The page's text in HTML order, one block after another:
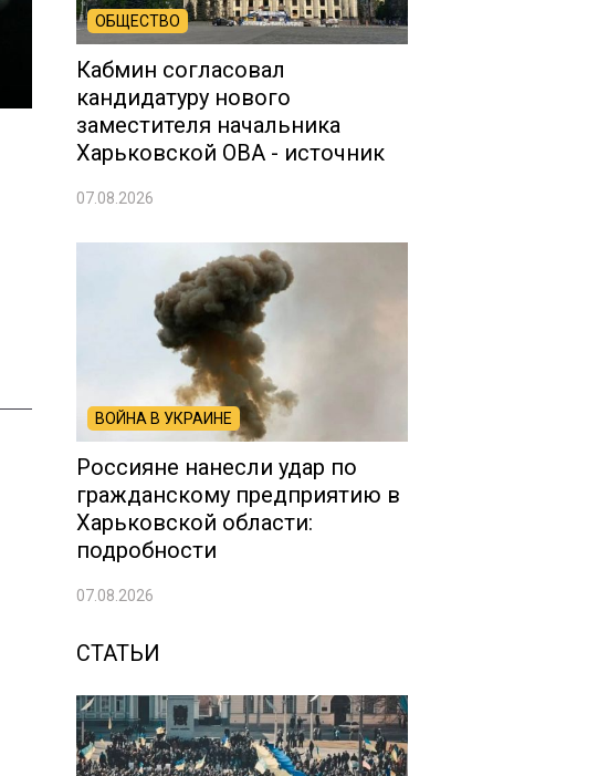
ОБЩЕСТВО
Кабмин согласовал
кандидатуру нового
заместителя начальника
Харьковской ОВА - источник
07.08.2026
ВОЙНА В УКРАИНЕ
Россияне нанесли удар по
гражданскому предприятию в
Харьковской области:
подробности
07.08.2026
СТАТЬИ